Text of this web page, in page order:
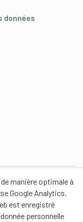
manière optimale à
Google Analytics.
est enregistré
personnelle
données